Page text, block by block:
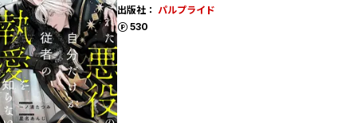
出版社： パルプライド
530
ポイント